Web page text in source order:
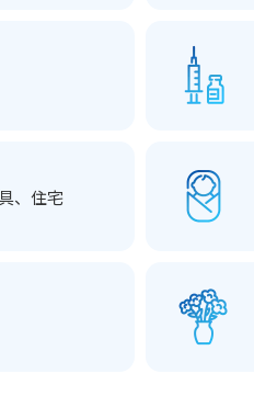
、住宅